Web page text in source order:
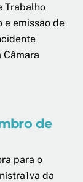
Trabalho
e emissão de
de
para o
da